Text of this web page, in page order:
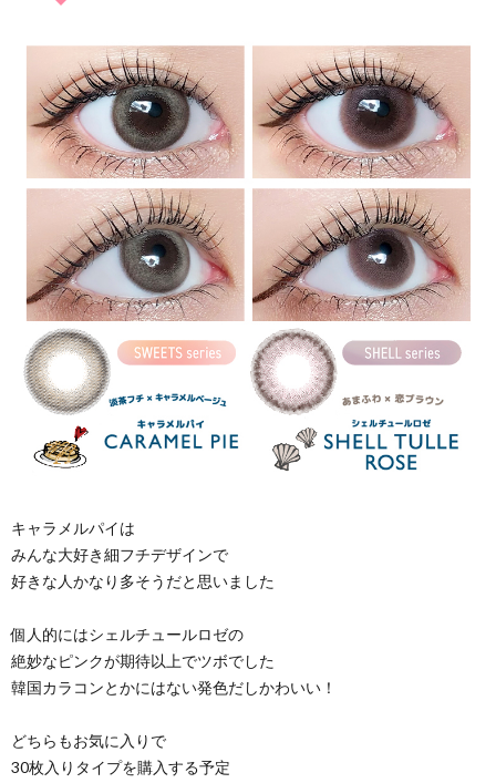
キャラメルパイは
みんな大好き細フチデザインで
好きな人かなり多そうだと思いました
個人的にはシェルチュールロゼの
絶妙なピンクが期待以上でツボでした
韓国カラコンとかにはない発色だしかわいい！
どちらもお気に入りで
30枚入りタイプを購入する予定